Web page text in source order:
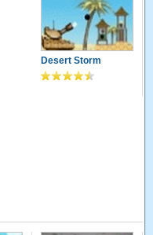
Desert Storm